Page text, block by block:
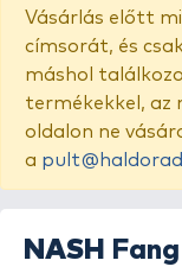
Vásárlás előtt
címsorát, és
máshol
termékekkel, az
oldalon ne
a
NASH